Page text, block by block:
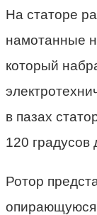
На статоре
намотанные
который
в пазах
120 градусов
Ротор